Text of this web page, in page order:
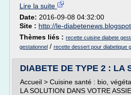
Lire la suite
Date: 2016-09-08 04:32:00
Site : http://le-
Thèmes liés : recette cuisine diabete
gestationnel / recette dessert pour diabetique
DIABETE DE TYPE 2 : LA
Accueil > Cuisine santé : bio,
LA SOLUTION DANS VOTRE